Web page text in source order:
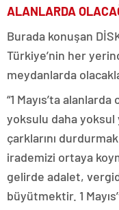
ALANLARDA
Burada konuşan
Türkiye’nin her
meydanlarda
“1 Mayıs’ta
yoksulu daha
çarklarını
irademizi ortaya
gelirde adalet,
büyütmektir. 1